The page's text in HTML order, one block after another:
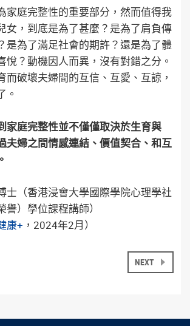
家庭完整性的重要部分，然而值得我
女，到底是為了甚麼？是為了肩負傳
是為了滿足社會的期許？還是為了體
悅？動機因人而異，沒有對錯之分。
而破壞夫婦間的互信、互愛、互諒，
。
家庭完整性並不僅僅取決於生育與
夫婦之間情感連結、價值契合、和互
士（香港浸會大學國際學院心理學社
譽）學位課程講師）
康+ ，2024年2月）
NEXT